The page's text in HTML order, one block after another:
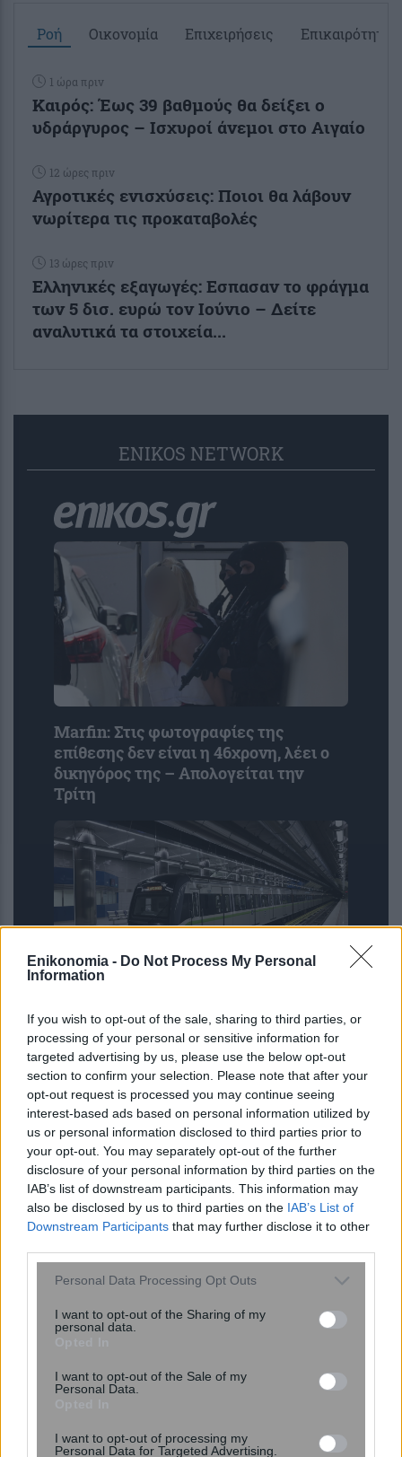
Enikonomia - Do Not Process My Personal
Information
If you wish to opt-out of the sale, sharing to third parties, or
processing of your personal or sensitive information for
targeted advertising by us, please use the below opt-out
section to confirm your selection. Please note that after your
opt-out request is processed you may continue seeing
interest-based ads based on personal information utilized by
us or personal information disclosed to third parties prior to
your opt-out. You may separately opt-out of the further
disclosure of your personal information by third parties on the
IAB’s list of downstream participants. This information may
also be disclosed by us to third parties on the IAB’s List of
Downstream Participants that may further disclose it to other
Please note that this website/app uses one or more Google
not limited to your visit or usage behaviour. You may click to
grant or deny consent to Google and its third-party tags to
consent section.
Personal Data Processing Opt Outs
I want to opt-out of the Sharing of my
personal data.
I want to opt-out of the Sale of my
Personal Data.
I want to opt-out of processing my
Personal Data for Targeted Advertising.
Ροή Οικονομία Επιχειρήσεις Επικαιρότητα
1 ώρα πριν
Καιρός: Έως 39 βαθμούς θα δείξει ο
υδράργυρος – Ισχυροί άνεμοι στο Αιγαίο
12 ώρες πριν
Αγροτικές ενισχύσεις: Ποιοι θα λάβουν
νωρίτερα τις προκαταβολές
13 ώρες πριν
Ελληνικές εξαγωγές: Εσπασαν το φράγμα
των 5 δισ. ευρώ τον Ιούνιο – Δείτε
αναλυτικά τα στοιχεία...
ENIKOS NETWORK
Marfin: Στις φωτογραφίες της
επίθεσης δεν είναι η 46χρονη, λέει ο
δικηγόρος της – Απολογείται την
Τρίτη
Μετρό Θεσσαλονίκης: Αρχίζουν τα
δοκιμαστικά δρομολόγια προς
Καλαμαριά – Πότε θα τεθεί σε
λειτουργία η νέα επέκταση
κίνδυνο για Αλτσχάιμερ – Νέα μελέτη
δείχνει ποιοι κινδυνεύουν